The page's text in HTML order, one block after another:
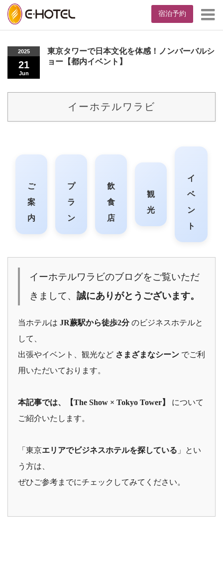
宿泊予約
Home お知らせ
東京タワーで日本文化を体感！ノンバーバルショー
【都内イベント】
2025
21
Jun
東京タワーで日本文化を体感！ノンバーバルシ
ョー【都内イベント】
イーホテルワラビ
ご
案
内
プ
ラ
ン
飲
食
店
観
光
イ
ベ
ン
ト
イーホテルワラビのブログをご覧いただ
きまして、誠にありがとうございます。
当ホテルは JR蕨駅から徒歩2分のビジネスホテルと
して、
出張やイベント、観光など さまざまなシーン でご利
用いただいております。
本記事では、【The Show × Tokyo Tower】
について
ご紹介いたします。
「東京エリアでビジネスホテルを探している 」とい
う方は、
ぜひご参考までにチェックしてみてください。